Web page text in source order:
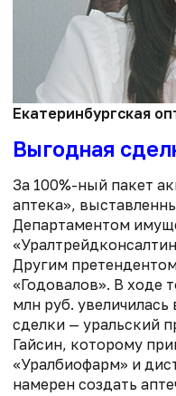
Екатеринбургская
Выгодная
За 100%-ный пакет
аптека»,
Департаментом
Другим
«Годовалов». В ходе
млн руб.
сделки — уральский
Гайсин, которому
«Уралбиофарм» и
намерен создать